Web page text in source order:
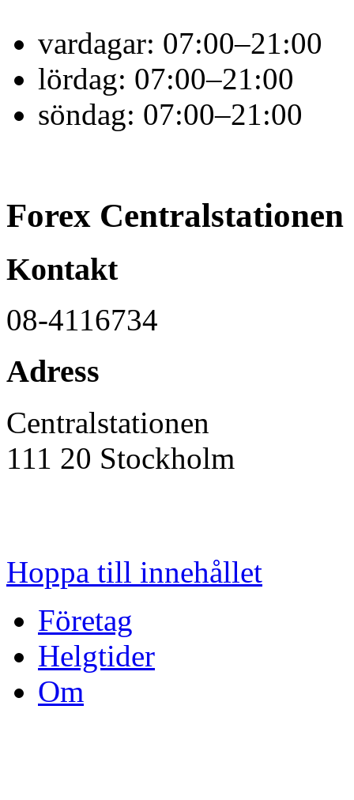
vardagar: 07:00–21:00
lördag: 07:00–21:00
söndag: 07:00–21:00
Forex
Kontakt
08-4116734
Adress
Centralstationen
111 20 Stockholm
Hoppa till innehållet
Företag
Helgtider
Om